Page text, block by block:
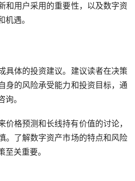
和用户采用的重要性，以及数字资
遇。
具体的投资建议。建议读者在决策
身的风险承受能力和投资目标，通
。
价格预测和长线持有价值的讨论，
。了解数字资产市场的特点和风险
关重要。